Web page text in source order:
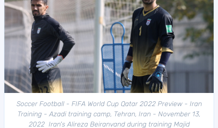
Soccer Football - FIFA World Cup Qatar 2022 Preview - Iran
Training - Azadi training camp, Tehran, Iran - November 13,
2022 Iran's Alireza Beiranvand during training Majid